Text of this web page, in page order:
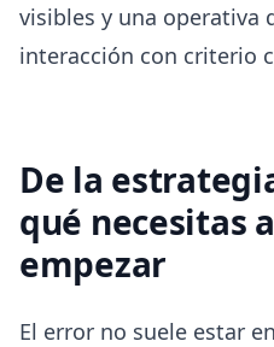
visibles y una operativa
interacción con criterio
De la
qué necesitas
empezar
El error no suele estar